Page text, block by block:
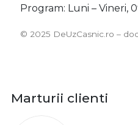
Program: Luni – Vineri,
©️ 2025 DeUzCasnic.ro –
Marturii clienti